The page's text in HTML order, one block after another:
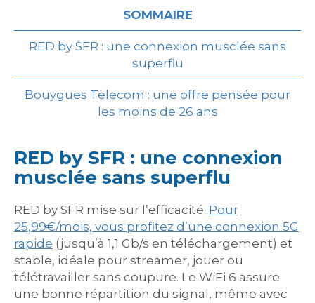
SOMMAIRE
RED by SFR : une connexion musclée sans
superflu
Bouygues Telecom : une offre pensée pour
les moins de 26 ans
RED by SFR : une connexion
musclée sans superflu
RED by SFR mise sur l’efficacité. Pour
25,99€/mois, vous profitez d’une connexion 5G
rapide (jusqu’à 1,1 Gb/s en téléchargement) et
stable, idéale pour streamer, jouer ou
télétravailler sans coupure. Le WiFi 6 assure
une bonne répartition du signal, même avec